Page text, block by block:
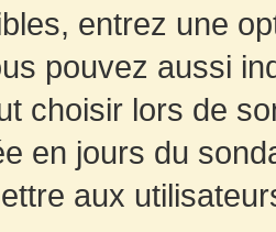
entrez une
pouvez aussi
choisir lors de
en jours du
aux